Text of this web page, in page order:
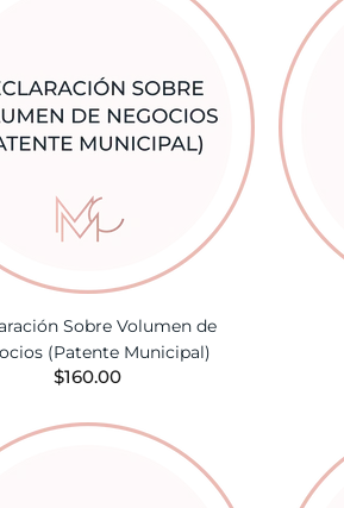
Sobre Volumen de
(Patente Municipal)
$160.00
AÑADIR A LA CESTA